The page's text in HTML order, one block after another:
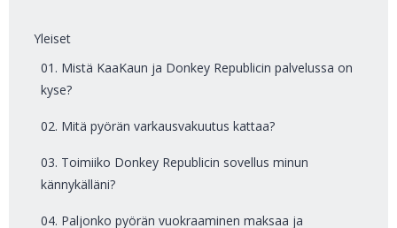
Yleiset
01. Mistä KaaKaun ja Donkey Republicin palvelussa on
kyse?
02. Mitä pyörän varkausvakuutus kattaa?
03. Toimiiko Donkey Republicin sovellus minun
kännykälläni?
04. Paljonko pyörän vuokraaminen maksaa ja